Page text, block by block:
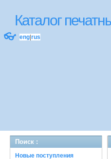
Каталог
👓 eng rus
Поиск :
Новые поступления